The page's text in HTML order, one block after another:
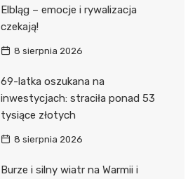
Elbląg – emocje i rywalizacja
czekają!
8 sierpnia 2026
69-latka oszukana na
inwestycjach: straciła ponad 53
tysiące złotych
8 sierpnia 2026
Burze i silny wiatr na Warmii i